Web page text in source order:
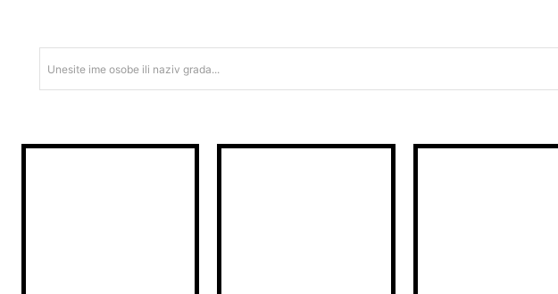
Unesite ime osobe ili naziv grada...